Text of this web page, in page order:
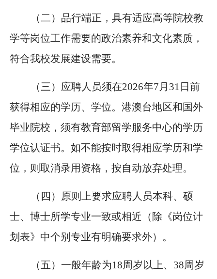
（二）品行端正，具有适应高等院校教
学等岗位工作需要的政治素养和文化素质，
符合我校发展建设需要。
（三）应聘人员须在2026年7月31日前
获得相应的学历、学位。港澳台地区和国外
毕业院校，须有教育部留学服务中心的学历
学位认证书。如不能按时取得相应学历和学
位，则取消录用资格，按自动放弃处理。
（四）原则上要求应聘人员本科、硕
士、博士所学专业一致或相近（除《岗位计
划表》中个别专业有明确要求外）。
（五）一般年龄为18周岁以上、38周岁